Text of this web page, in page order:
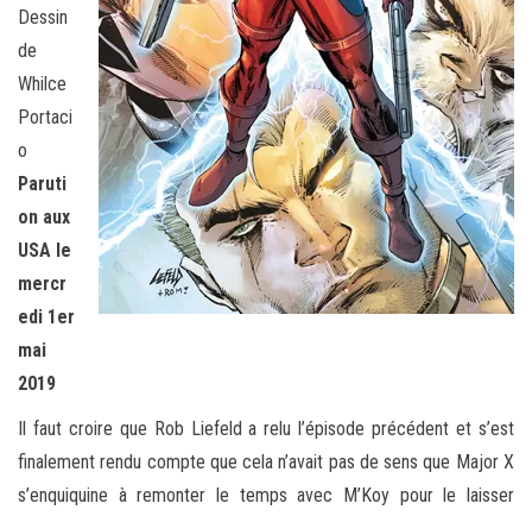
Dessin
de
Whilce
Portaci
o
Paruti
on aux
USA le
mercr
edi 1er
mai
2019
Il faut croire que Rob Liefeld a relu l’épisode précédent et s’est
finalement rendu compte que cela n’avait pas de sens que Major X
s’enquiquine à remonter le temps avec M’Koy pour le laisser